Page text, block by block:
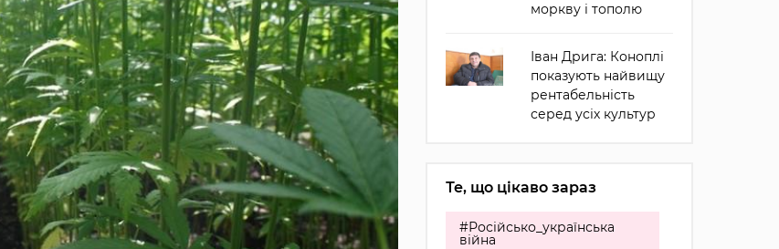
моркву і тополю
Іван Дрига: Коноплі
показують найвищу
рентабельність
серед усіх культур
Те, що цікаво зараз
#Російсько_українська
війна